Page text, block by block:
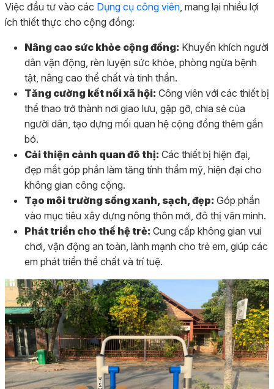
Việc đầu tư vào các Dụng cụ công viên, mang lại nhiều lợi
ích thiết thực cho cộng đồng:
Nâng cao sức khỏe cộng đồng: Khuyến khích người
dân vận động, rèn luyện sức khỏe, phòng ngừa bệnh
tật, nâng cao thể chất và tinh thần.
Tăng cường kết nối xã hội: Công viên với các thiết bị
thể thao trở thành nơi giao lưu, gặp gỡ, chia sẻ của
người dân, tạo dựng mối quan hệ cộng đồng thêm gắn
bó.
Cải thiện cảnh quan đô thị: Các thiết bị hiện đại,
đẹp mắt góp phần làm tăng tính thẩm mỹ, hiện đại cho
không gian công cộng.
Tạo môi trường sống xanh, sạch, đẹp: Góp phần
vào mục tiêu xây dựng nông thôn mới, đô thị văn minh.
Phát triển cho thế hệ trẻ: Cung cấp không gian vui
chơi, vận động an toàn, lành mạnh cho trẻ em, giúp các
em phát triển thể chất và trí tuệ.